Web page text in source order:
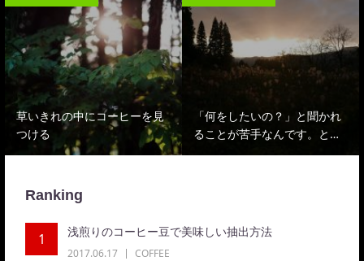
草いきれの中にコーヒーを見
つける
「何をしたいの？」と聞かれ
ることが苦手なんです。と…
Ranking
1 浅煎りのコーヒー豆で美味しい抽出方法
2017.06.17 COFFEE